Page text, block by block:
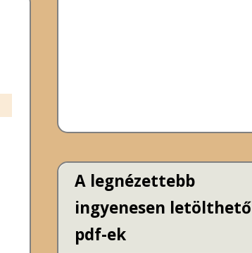
A legnézettebb
ingyenesen letölthető
pdf-ek